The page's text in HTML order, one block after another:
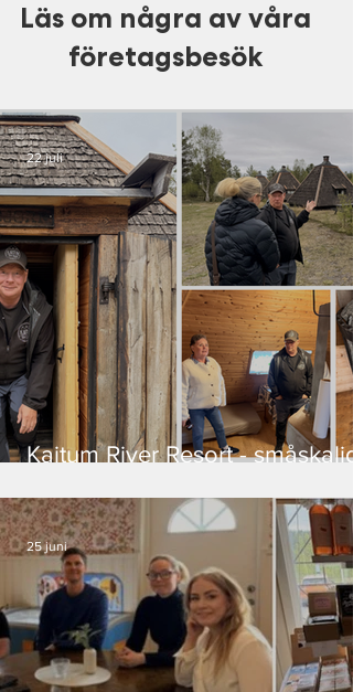
Läs om några av våra
företagsbesök
Kaitum River Resort - småskaligt
22 juli
25 juni